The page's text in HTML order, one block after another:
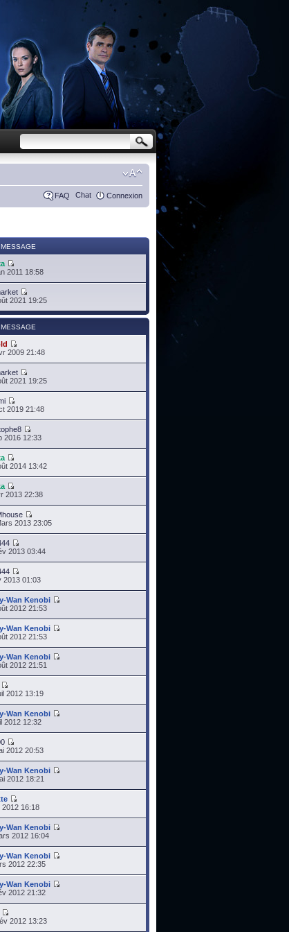
FAQ Chat Connexion
2011 18:58
2021 19:25
2009 21:48
2021 19:25
2019 21:48
2016 12:33
2014 13:42
2013 22:38
2013 23:05
2013 03:44
2013 01:03
Wan Kenobi
2012 21:53
Wan Kenobi
2012 21:53
Wan Kenobi
2012 21:51
2012 13:19
Wan Kenobi
2012 12:32
2012 20:53
Wan Kenobi
2012 18:21
2012 16:18
Wan Kenobi
2012 16:04
Wan Kenobi
2012 22:35
Wan Kenobi
2012 21:32
2012 13:23